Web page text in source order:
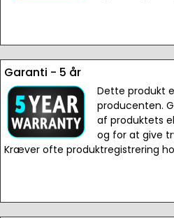
Garanti - 5 år
Dette produkt
producenten.
af produktets
og for at give
Kræver ofte produktregistrering